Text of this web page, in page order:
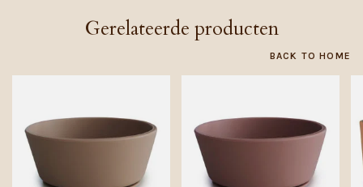
Gerelateerde producten
BACK TO HOME